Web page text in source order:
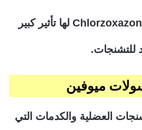
المادة الأخرى الثانية Chlorzoxazone لها تأثير كبير
للتشنجات.
ميوفين
العضلية والكدمات التي